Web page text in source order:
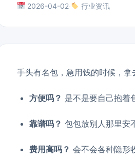
2026-04-02· 行业资讯
手头有名包，急用钱的时候，
方便吗？ 是不是要自己抱着
靠谱吗？ 包包放别人那里安
费用高吗？ 会不会各种隐形